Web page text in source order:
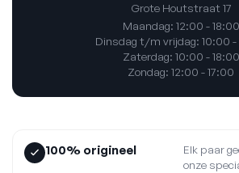
Grote Houtstraat 17
Maandag: 12:00 - 18:00
Dinsdag t/m vrijdag: 10:00 -
Zaterdag: 10:00 - 18:00
Zondag: 12:00 - 17:00
100% origineel
Elk paar
onze